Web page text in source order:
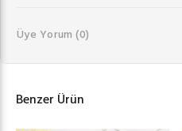
Üye Yorum(0)
Benzer Ürün